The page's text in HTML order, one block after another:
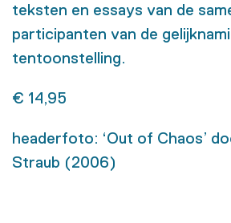
teksten en essays van de
participanten van de
tentoonstelling.
€ 14,95
headerfoto: ‘Out of Chaos’
Straub (2006)